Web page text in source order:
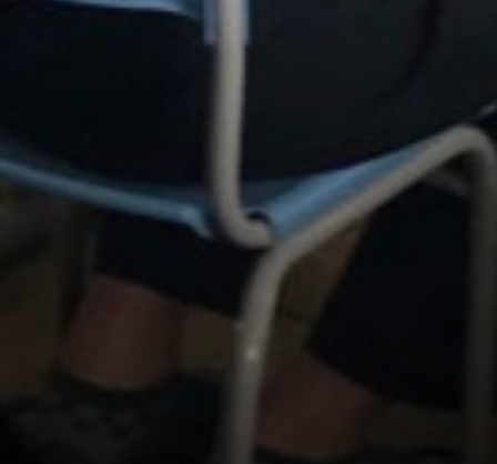
/home/sakurazuka/sakurazuka.ed.jp/public_html/wp-conten